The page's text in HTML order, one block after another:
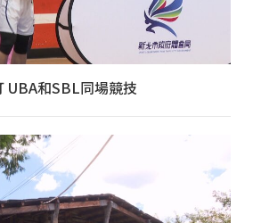
UBA和SBL同場競技